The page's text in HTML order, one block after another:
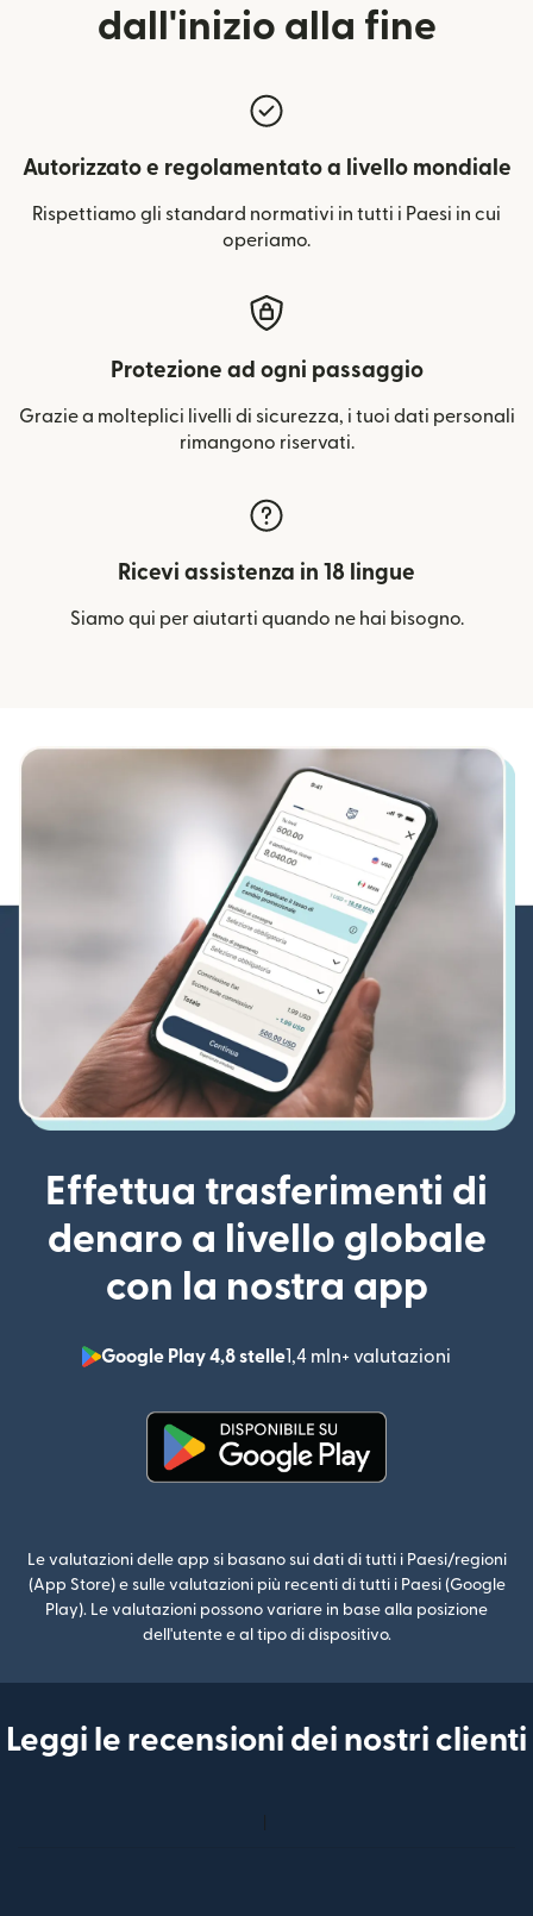
dall'inizio alla fine
Autorizzato e regolamentato a livello mondiale
Rispettiamo gli standard normativi in ​tutti i Paesi in cui
operiamo.
Protezione ad ogni passaggio
Grazie a molteplici livelli di sicurezza, i tuoi dati personali
rimangono riservati.
Ricevi assistenza in 18 lingue
Siamo qui per aiutarti quando ne hai bisogno.
Effettua trasferimenti di
denaro a livello globale
con la nostra app
Google Play 4,8 stelle1,4 mln+ valutazioni
Le valutazioni delle app si basano sui dati di tutti i Paesi/regioni
(App Store) e sulle valutazioni più recenti di tutti i Paesi (Google
Play). Le valutazioni possono variare in base alla posizione
dell'utente e al tipo di dispositivo.
Leggi le recensioni dei nostri clienti